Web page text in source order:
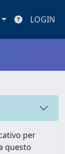
LOGIN
per
questo